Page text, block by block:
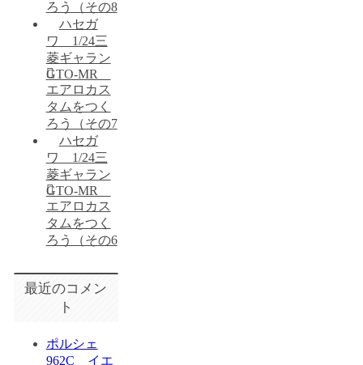
ろう（その8
ハセガ
ワ 1/24三
菱ギャラン
GTO-MR
エアロカス
タムをつく
ろう（その7
ハセガ
ワ 1/24三
菱ギャラン
GTO-MR
エアロカス
タムをつく
ろう（その6
最近のコメン
ト
ポルシェ
962C イエ